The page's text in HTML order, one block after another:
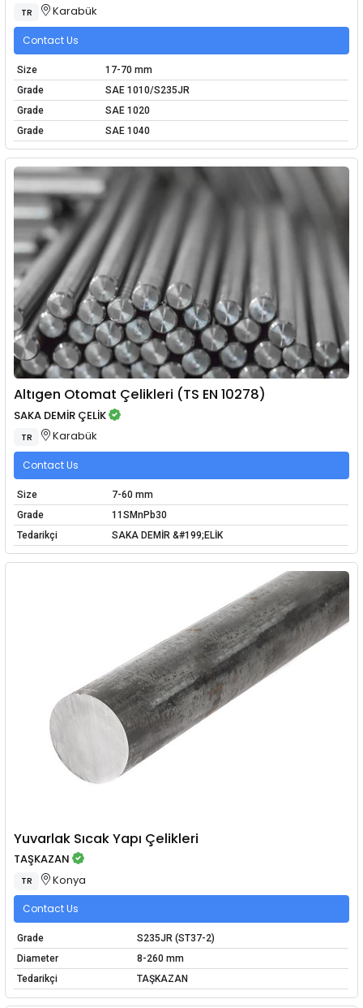
TR Karabük
Contact Us
Size
17-70 mm
Grade
SAE 1010/S235JR
Grade
SAE 1020
Grade
SAE 1040
Altıgen Otomat Çelikleri (TS EN 10278)
SAKA DEMİR ÇELİK
TR Karabük
Contact Us
Size
7-60 mm
Grade
11SMnPb30
Tedarikçi
SAKA DEMİR &#199;ELİK
Yuvarlak Sıcak Yapı Çelikleri
TAŞKAZAN
TR Konya
Contact Us
Grade
S235JR (ST37-2)
Diameter
8-260 mm
Tedarikçi
TAŞKAZAN